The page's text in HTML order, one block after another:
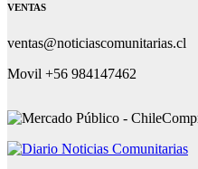
VENTAS
ventas@noticiascomunitarias.cl
Movil +56 984147462